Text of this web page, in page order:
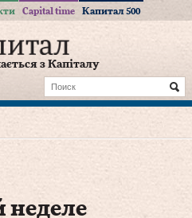
Capital time Капитал 500
з Капіталу